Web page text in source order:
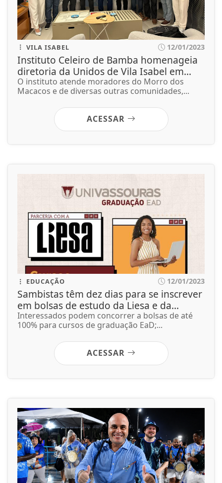
VILA ISABEL 12/01/2023
Instituto Celeiro de Bamba homenageia
diretoria da Unidos de Vila Isabel em...
O instituto atende moradores do Morro dos
Macacos e de diversas outras comunidades,...
ACESSAR
EDUCAÇÃO 12/01/2023
Sambistas têm dez dias para se inscrever
em bolsas de estudo da Liesa e da...
Interessados podem concorrer a bolsas de até
100% para cursos de graduação EaD;...
ACESSAR